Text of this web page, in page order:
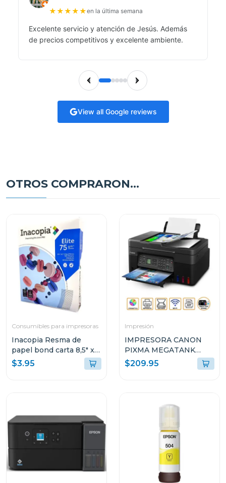
★★★★★en la última semana
Excelente servicio y atención de Jesús. Además
de precios competitivos y excelente ambiente.
View all Google reviews
OTROS COMPRARON...
Consumibles para impresoras
Inacopia Resma de
papel bond carta 8,5" x
11" elite 75 500 hojas 20
lb
$3.95
Impresión
IMPRESORA CANON
PIXMA MEGATANK
INALÁMBRICA
MULTIFUNCIONAL G417
$209.95